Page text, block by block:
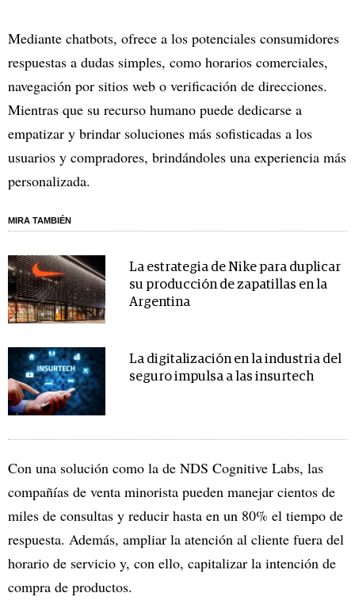
Mediante chatbots, ofrece a los potenciales consumidores
respuestas a dudas simples, como horarios comerciales,
navegación por sitios web o verificación de direcciones.
Mientras que su recurso humano puede dedicarse a
empatizar y brindar soluciones más sofisticadas a los
usuarios y compradores, brindándoles una experiencia más
personalizada.
MIRA TAMBIÉN
La estrategia de Nike para duplicar
su producción de zapatillas en la
Argentina
La digitalización en la industria del
seguro impulsa a las insurtech
Con una solución como la de NDS Cognitive Labs, las
compañías de venta minorista pueden manejar cientos de
miles de consultas y reducir hasta en un 80% el tiempo de
respuesta. Además, ampliar la atención al cliente fuera del
horario de servicio y, con ello, capitalizar la intención de
compra de productos.